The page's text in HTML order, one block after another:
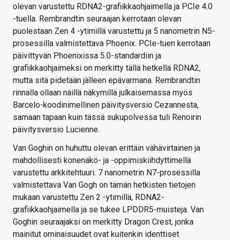
olevan varustettu RDNA2-grafiikkaohjaimella ja PCIe 4.0
-tuella. Rembrandtin seuraajan kerrotaan olevan
puolestaan Zen 4 -ytimillä varustettu ja 5 nanometrin N5-
prosessilla valmistettava Phoenix. PCIe-tuen kerrotaan
päivittyvän Phoenixissa 5.0-standardiin ja
grafiikkaohjaimeksi on merkitty tällä hetkellä RDNA2,
mutta sitä pidetään jälleen epävarmana. Rembrandtin
rinnalla ollaan näillä näkymillä julkaisemassa myös
Barcelo-koodinimellinen päivitysversio Cezannesta,
samaan tapaan kuin tässä sukupolvessa tuli Renoirin
päivitysversio Lucienne.
Van Goghin on huhuttu olevan erittäin vähävirtainen ja
mahdollisesti konenäkö- ja -oppimiskiihdyttimellä
varustettu arkkitehtuuri. 7 nanometrin N7-prosessilla
valmistettava Van Gogh on tämän hetkisten tietojen
mukaan varustettu Zen 2 -ytimillä, RDNA2-
grafiikkaohjaimella ja se tukee LPDDR5-muisteja. Van
Goghin seuraajaksi on merkitty Dragon Crest, jonka
mainitut ominaisuudet ovat kuitenkin identtiset